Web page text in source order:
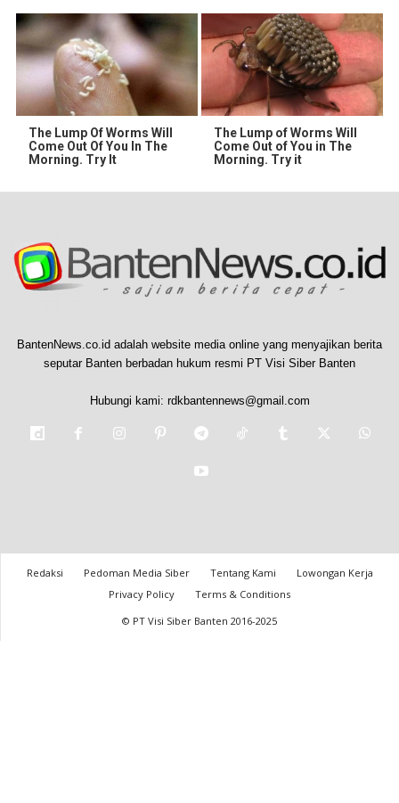
The Lump Of Worms Will
Come Out Of You In The
Morning. Try It
The Lump of Worms Will
Come Out of You in The
Morning. Try it
BantenNews.co.id adalah website media online yang menyajikan berita
seputar Banten berbadan hukum resmi PT Visi Siber Banten
Hubungi kami: rdkbantennews@gmail.com
Redaksi Pedoman Media Siber Tentang Kami
Lowongan Kerja
Privacy Policy
Terms & Conditions
© PT Visi Siber Banten 2016-2025